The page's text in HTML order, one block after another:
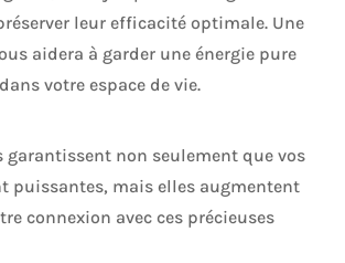
leur efficacité optimale. Une
aidera à garder une énergie pure
votre espace de vie.
garantissent non seulement que vos
puissantes, mais elles augmentent
connexion avec ces précieuses